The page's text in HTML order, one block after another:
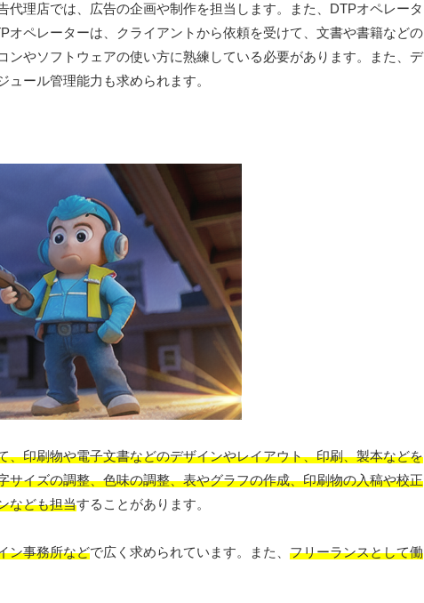
理店では、広告の企画や制作を担当します。また、DTPオペレータ
ペレーターは、クライアントから依頼を受けて、文書や書籍などの
やソフトウェアの使い方に熟練している必要があります。また、デ
ール管理能力も求められます。
、印刷物や電子文書などのデザインやレイアウト、印刷、製本などを
サイズの調整、色味の調整、表やグラフの作成、印刷物の入稿や校正
なども担当することがあります。
ン事務所などで広く求められています。また、 フリーランスとして働